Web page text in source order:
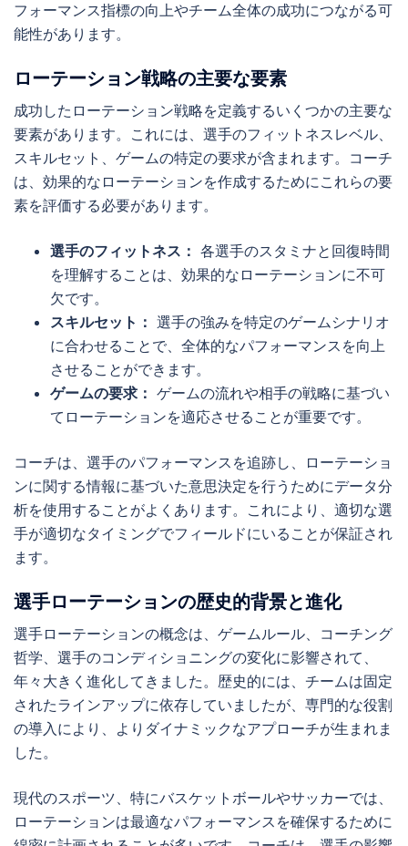
フォーマンス指標の向上やチーム全体の成功につながる可
能性があります。
ローテーション戦略の主要な要素
成功したローテーション戦略を定義するいくつかの主要な
要素があります。これには、選手のフィットネスレベル、
スキルセット、ゲームの特定の要求が含まれます。コーチ
は、効果的なローテーションを作成するためにこれらの要
素を評価する必要があります。
選手のフィットネス： 各選手のスタミナと回復時間
を理解することは、効果的なローテーションに不可
欠です。
スキルセット： 選手の強みを特定のゲームシナリオ
に合わせることで、全体的なパフォーマンスを向上
させることができます。
ゲームの要求： ゲームの流れや相手の戦略に基づい
てローテーションを適応させることが重要です。
コーチは、選手のパフォーマンスを追跡し、ローテーショ
ンに関する情報に基づいた意思決定を行うためにデータ分
析を使用することがよくあります。これにより、適切な選
手が適切なタイミングでフィールドにいることが保証され
ます。
選手ローテーションの歴史的背景と進化
選手ローテーションの概念は、ゲームルール、コーチング
哲学、選手のコンディショニングの変化に影響されて、
年々大きく進化してきました。歴史的には、チームは固定
されたラインアップに依存していましたが、専門的な役割
の導入により、よりダイナミックなアプローチが生まれま
した。
現代のスポーツ、特にバスケットボールやサッカーでは、
ローテーションは最適なパフォーマンスを確保するために